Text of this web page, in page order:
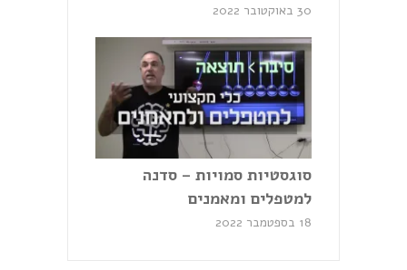
30 באוקטובר 2022
סוגסטיות סמויות – סדנה
למטפלים ומאמנים
18 בספטמבר 2022